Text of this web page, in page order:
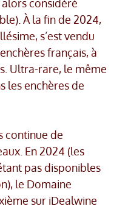
considéré
À la fin de 2024,
s’est vendu
français, à
Ultra-rare, le même
les enchères de
continue de
En 2024 (les
pas disponibles
le Domaine
sur iDealwine